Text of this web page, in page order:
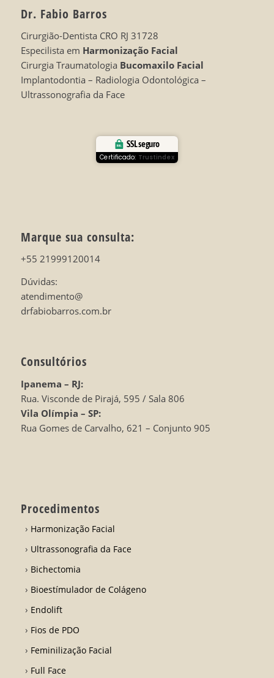
Dr. Fabio Barros
Cirurgião-Dentista CRO RJ 31728
Especilista em Harmonização Facial
Cirurgia Traumatologia Bucomaxilo Facial
Implantodontia – Radiologia Odontológica –
Ultrassonografia da Face
SSL seguro
Certificado: Trustindex
Marque sua consulta:
+55 21999120014
Dúvidas:
atendimento@
drfabiobarros.com.br
Consultórios
Ipanema – RJ:
Rua. Visconde de Pirajá, 595 / Sala 806
Vila Olímpia – SP:
Rua Gomes de Carvalho, 621 – Conjunto 905
Procedimentos
Harmonização Facial
Ultrassonografia da Face
Bichectomia
Bioestímulador de Colágeno
Endolift
Fios de PDO
Feminilização Facial
Full Face